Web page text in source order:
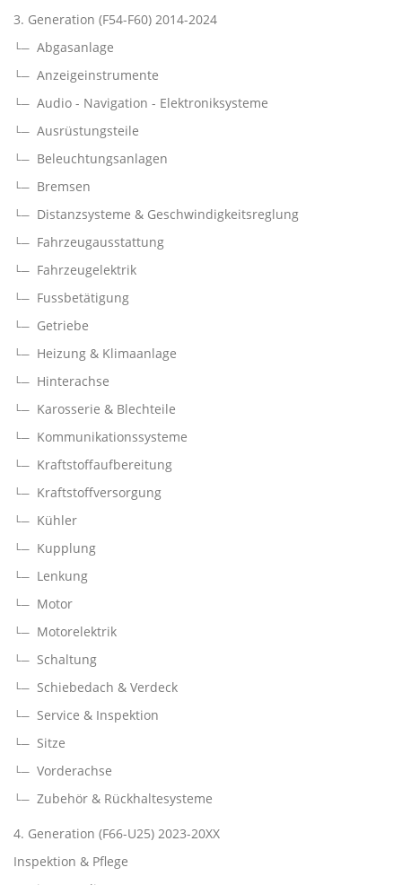
3. Generation (F54-F60) 2014-2024
Abgasanlage
Anzeigeinstrumente
Audio - Navigation - Elektroniksysteme
Ausrüstungsteile
Beleuchtungsanlagen
Bremsen
Distanzsysteme & Geschwindigkeitsreglung
Fahrzeugausstattung
Fahrzeugelektrik
Fussbetätigung
Getriebe
Heizung & Klimaanlage
Hinterachse
Karosserie & Blechteile
Kommunikationssysteme
Kraftstoffaufbereitung
Kraftstoffversorgung
Kühler
Kupplung
Lenkung
Motor
Motorelektrik
Schaltung
Schiebedach & Verdeck
Service & Inspektion
Sitze
Vorderachse
Zubehör & Rückhaltesysteme
4. Generation (F66-U25) 2023-20XX
Inspektion & Pflege